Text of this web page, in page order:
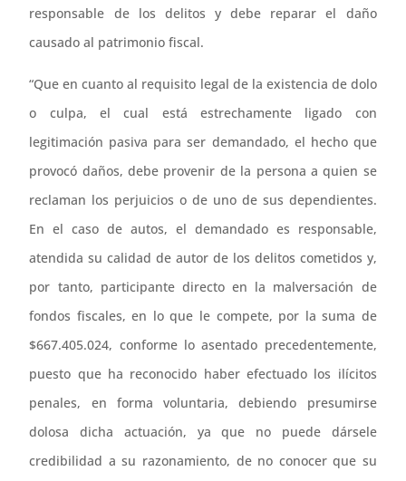
responsable de los delitos y debe reparar el daño
causado al patrimonio fiscal.
“Que en cuanto al requisito legal de la existencia de dolo
o culpa, el cual está estrechamente ligado con
legitimación pasiva para ser demandado, el hecho que
provocó daños, debe provenir de la persona a quien se
reclaman los perjuicios o de uno de sus dependientes.
En el caso de autos, el demandado es responsable,
atendida su calidad de autor de los delitos cometidos y,
por tanto, participante directo en la malversación de
fondos fiscales, en lo que le compete, por la suma de
$667.405.024, conforme lo asentado precedentemente,
puesto que ha reconocido haber efectuado los ilícitos
penales, en forma voluntaria, debiendo presumirse
dolosa dicha actuación, ya que no puede dársele
credibilidad a su razonamiento, de no conocer que su